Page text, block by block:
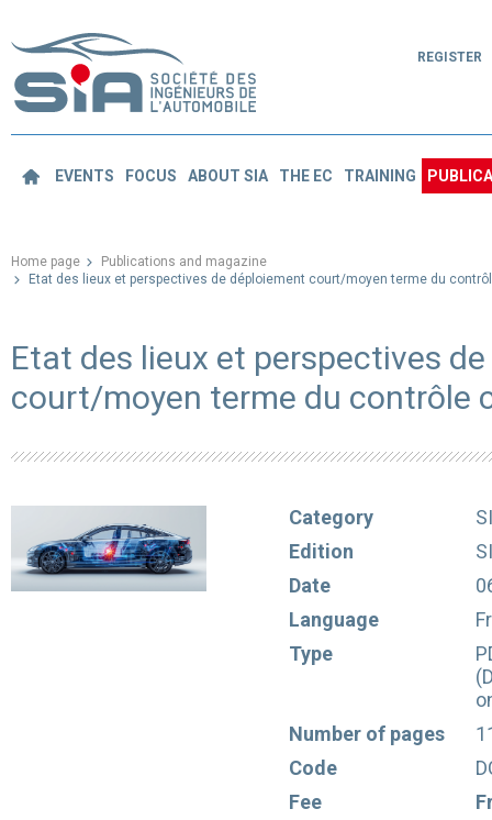
REGISTER
EVENTS FOCUS ABOUT SIA THE EC TRAINING
Home page
Publications and magazine
Etat des lieux et perspectives de déploiement court/moyen terme du
Etat des lieux et perspectives
court/moyen terme du contrôle
Category
Edition
Date
Language
Type
Number of pages
Code
Fee